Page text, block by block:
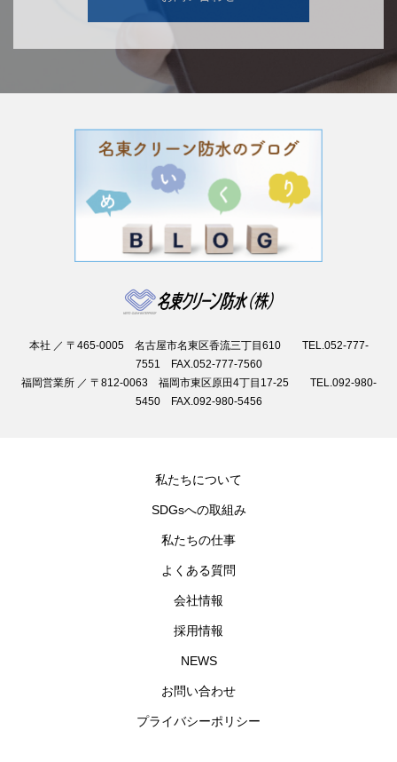
本社 ／ 〒465-0005 名古屋市名東区香流三丁目610 TEL.052-777-
7551 FAX.052-777-7560
福岡営業所 ／ 〒812-0063 福岡市東区原田4丁目17-25 TEL.092-980-
5450 FAX.092-980-5456
私たちについて
SDGsへの取組み
私たちの仕事
よくある質問
会社情報
採用情報
NEWS
お問い合わせ
プライバシーポリシー